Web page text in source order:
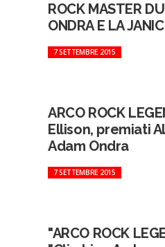
ROCK MASTER
ONDRA E LA
7 SETTEMBRE 2015
ARCO ROCK
Ellison, premiati
Adam Ondra
7 SETTEMBRE 2015
"ARCO ROCK